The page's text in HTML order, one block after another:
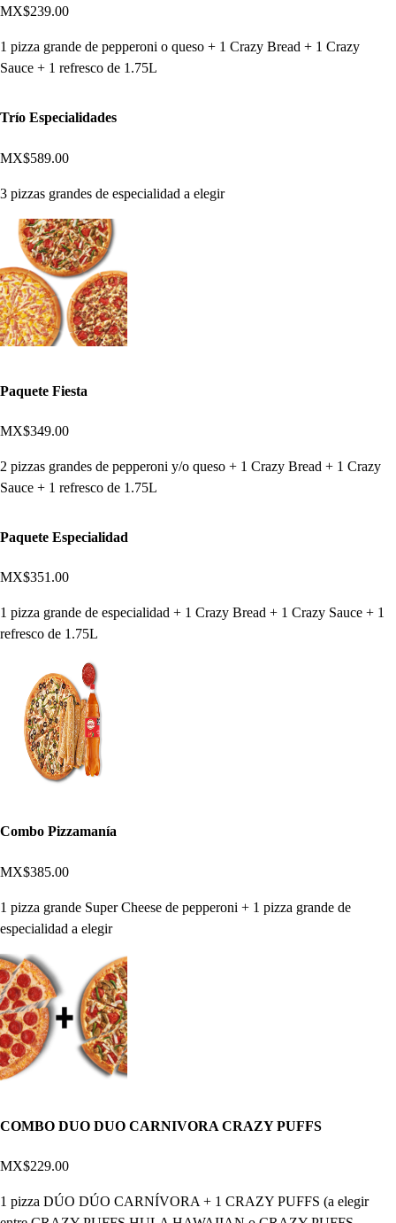
MX$239.00
1 pizza grande de pepperoni o queso + 1 Crazy Bread + 1 Crazy
Sauce + 1 refresco de 1.75L
Trío Especialidades
MX$589.00
3 pizzas grandes de especialidad a elegir
Paquete Fiesta
MX$349.00
2 pizzas grandes de pepperoni y/o queso + 1 Crazy Bread + 1 Crazy
Sauce + 1 refresco de 1.75L
Paquete Especialidad
MX$351.00
1 pizza grande de especialidad + 1 Crazy Bread + 1 Crazy Sauce + 1
refresco de 1.75L
Combo Pizzamanía
MX$385.00
1 pizza grande Super Cheese de pepperoni + 1 pizza grande de
especialidad a elegir
COMBO DUO DUO CARNIVORA CRAZY PUFFS
MX$229.00
1 pizza DÚO DÚO CARNÍVORA + 1 CRAZY PUFFS (a elegir